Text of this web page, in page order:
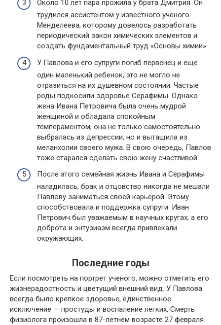
Около 10 лет пара прожила у брата Дмитрия. Он
трудился ассистентом у известного ученого
Менделеева, которому довелось разработать
периодический закон химических элементов и
создать фундаментальный труд «Основы химии».
У Павлова и его супруги погиб первенец и еще
один маленький ребенок, это не могло не
отразиться на их душевном состоянии. Частые
роды подкосили здоровье Серафимы. Однако
жена Ивана Петровича была очень мудрой
женщиной и обладала спокойным
темпераментом, она не только самостоятельно
выбралась из депрессии, но и вытащила из
меланхолии своего мужа. В свою очередь, Павлов
тоже старался сделать свою жену счастливой.
После этого семейная жизнь Ивана и Серафимы
наладилась, брак и отцовство никогда не мешали
Павлову заниматься своей карьерой. Этому
способствовала и поддержка супруги. Иван
Петрович был уважаемым в научных кругах, а его
доброта и энтузиазм всегда привлекали
окружающих.
Последние годы
Если посмотреть на портрет ученого, можно отметить его
жизнерадостность и цветущий внешний вид. У Павлова
всегда было крепкое здоровье, единственное
исключение — простуды и воспаление легких. Смерть
физиолога произошла в 87-летнем возрасте 27 февраля